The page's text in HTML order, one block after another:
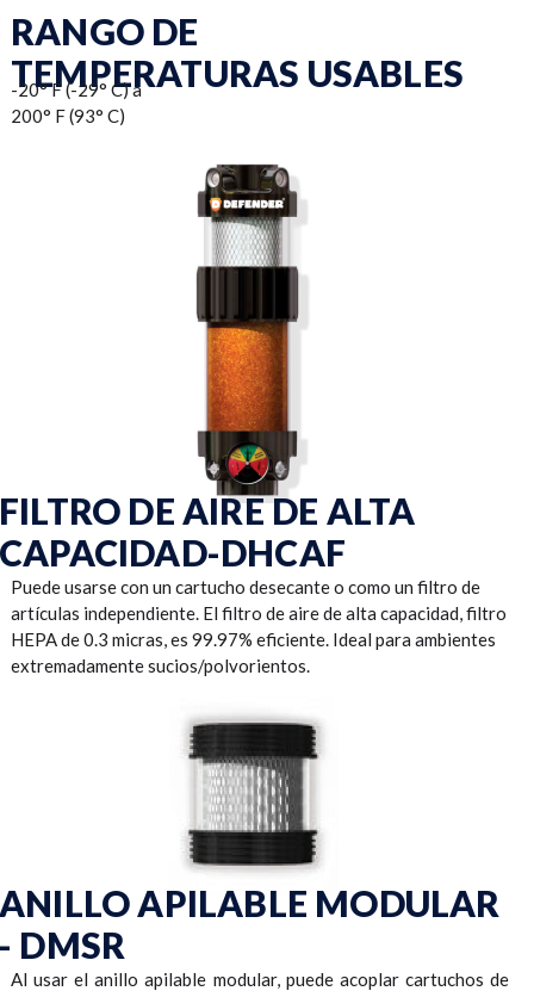
RANGO DE
TEMPERATURAS USABLES
-20° F (-29° C) a
200° F (93° C)
FILTRO DE AIRE DE ALTA
CAPACIDAD-DHCAF
Puede usarse con un cartucho desecante o como un filtro de
artículas independiente. El filtro de aire de alta capacidad, filtro
HEPA de 0.3 micras, es 99.97% eficiente. Ideal para ambientes
extremadamente sucios/polvorientos.
ANILLO APILABLE MODULAR
- DMSR
Al usar el anillo apilable modular, puede acoplar cartuchos de